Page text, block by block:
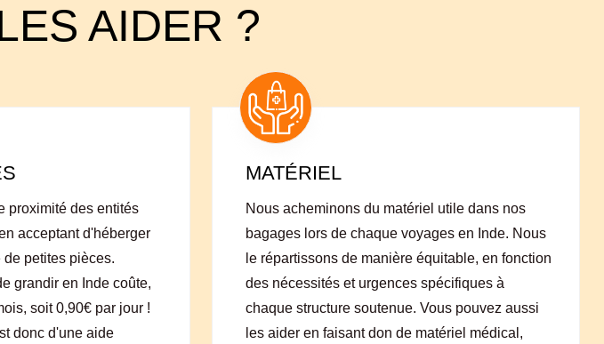
AIDER ?
proximité des entités
acceptant d'héberger
petites pièces.
grandir en Inde coûte,
soit 0,90€ par jour !
donc d'une aide
MATÉRIEL
Nous acheminons du matériel utile dans nos
bagages lors de chaque voyages en Inde. Nous
le répartissons de manière équitable, en fonction
des nécessités et urgences spécifiques à
chaque structure soutenue. Vous pouvez aussi
les aider en faisant don de matériel médical,